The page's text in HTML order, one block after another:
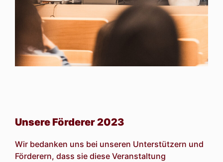
Unsere Förderer 2023
Wir bedanken uns bei unseren Unterstützern und
Förderern, dass sie diese Veranstaltung